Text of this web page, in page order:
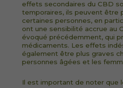
effets secondaires du CBD
temporaires, ils peuvent être
certaines personnes, en
ont une sensibilité accrue au
évoqué précédemment, qui
médicaments. Les effets
également être plus graves
personnes âgées et les
Il est important de noter que